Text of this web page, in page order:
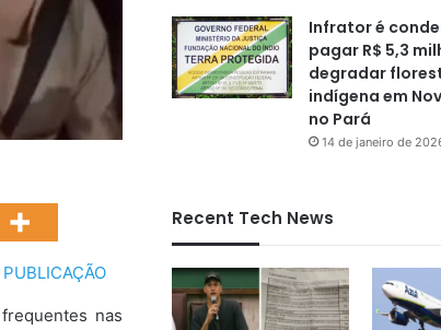
nas
Infrator é
pagar R$ 5,3
degradar
indígena em
no Pará
14 de janeiro de
Recent Tech News